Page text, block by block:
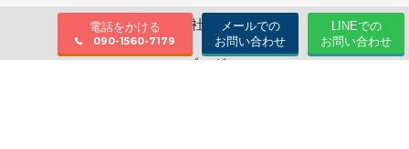
会社情報
ブログ
電話をかける
090-1560-7179
メールでの
お問い合わせ
LINEでの
お問い合わせ